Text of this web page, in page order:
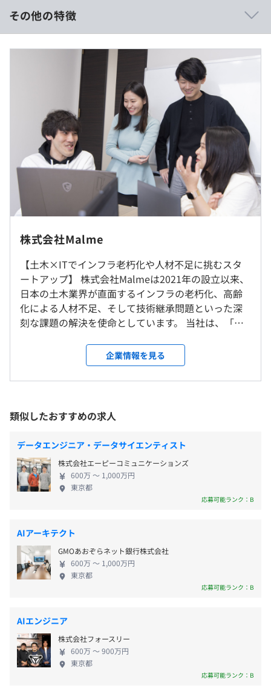
客目線の開発が可能です。
・穏やかなコミュニケーションが多く、お互いを尊重しな
がら意見を出し合う社風です。
■任意立体骨組構造物 応力解析プログラム『Frame
鉄筋コンクリート（RC）や鉄筋鉄骨コンクリート
（SRC）、鋼構造、木造など、さまざまな土木構造物に対
し、解析・設計をおこなうオンライン構造解析ソフトウェ
アです。
■鉄筋コンクリート構造物・性能照査支援プログラム
『Web Dan』
ート（RC）および鉄骨鉄筋コンクリート（SRC）の照査
をおこなう オンライン性能照査ソフトウェアです。
■図面コミュニケーションを円滑にし、設計ミスをなくす
『CiviLink』
・照査作業の 進捗管理・取りこぼし防止
・設計更新情報の 共有・連携
・図面判読AIによる業務プロセスの自動化
・土木設計経験者による導入サポート・改善提案
入社後は、土木業界特有の業務をOJTで学びながら、実プ
レビューや技術共有の文化が根づいており、業界理解とエ
ンジニアスキルの両面で成長できる環境です。
技術勉強会の開催や資格取得支援もあり、学び続けるエン
ジニアを全力で応援しています。
相談の上、ご希望のマシンを支給いたします。
＜雇入時＞
東京本社、および自宅
＜変更範囲＞
会社の定める場所（テレワークをおこなう場所を含む）
受動喫煙防止措置に関する事項
敷地内禁煙（喫煙場所あり）
年収500万円 ～ 700万円
■賃金形態：月給制
■賃金の決定方法：当社規定により決定
■月給：416,667円〜583,333円（固定残業代を含む）
■基本給：324,484円～454,082円
■固定残業代：40時間分、92,183円～129,251円（超過分
は別途支給）
■賞与実績:業績に応じて支給/昇給年1回
■諸手当：通勤手当（会社規定に基づき支給）、残業手当
（残業時間に応じて別途支給）
想定年収は年収提示額を保証するものではありません）
■専門業務型裁量労働制（1日8時間）
フレックスタイム制度(コアタイムなし)
・完全週休2日制（土・日）
・祝日
・年末年始休暇
・有給休暇
・ストックオプション
その他の特徴
株式会社Malme
【土木×ITでインフラ老朽化や人材不足に挑むスタ
ートアップ】 株式会社Malmeは2021年の設立以来、
日本の土木業界が直面するインフラの老朽化、高齢
化による人材不足、そして技術継承問題といった深
刻な課題の解決を使命としています。 当社は、「土
の土木業界を世界と戦える強さと魅力を持つ業界へ
と変革するために創業されました。 当社の事業の中
核は2つの柱で構成されています。 1つは、土木技術
やゼネコンの現場が抱える具体的な課題を解決する
こと。 もう1つは、AIなどの最新技術を活用した
SaaSプロダクトを開発することです。特に、このプ
ロダクト開発では現場の実情理解を重視し、ベテラ
ン技術者が持つ属人的な「経験知」を、テクノロジ
ーの力で誰もが活用できる「集合知」へと変えるこ
とを目指しています。 この革新的なアプローチを通
るエンジニアを募集しています！ 《当社で働く魅
力》 ■柔軟性と自律性を重視した働き方 時間や場所
に縛られない極めて柔軟な働き方を実践しています。
勤務地は自由で、コアタイムなしのフルリモート・
フルフレックスが可能です。これは、仕事と私生活を
いています。仕事も趣味も暮らしの一部と捉え、人生
を豊かにするための活動として業務に向き合える環
境が提供されています。また、この柔軟な体制は子育
て世代への大きな配慮にもなっており、メンバーの
約半数が子育て中でありながら、スタートアップと
企業情報を見る
類似したおすすめの求人
データエンジニア・データサイエンティスト
株式会社エーピーコミュニケーションズ
600万 〜 1,000万円
東京都
応募可能ランク：B
AIアーキテクト
GMOあおぞらネット銀行株式会社
600万 〜 1,000万円
東京都
応募可能ランク：B
AIエンジニア
株式会社フォースリー
600万 〜 900万円
東京都
応募可能ランク：B